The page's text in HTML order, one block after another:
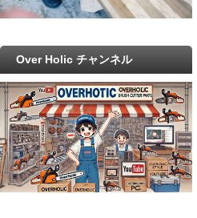
Over Holic チャンネル